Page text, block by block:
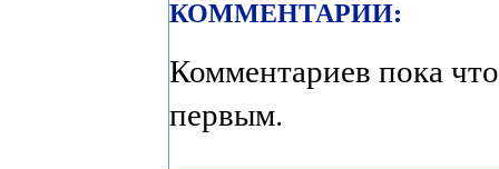
КОММЕНТАРИИ:
Комментариев пока
первым.